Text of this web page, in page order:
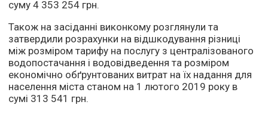
суму 4 353 254 грн.
Також на засіданні виконкому розглянули та
затвердили розрахунки на відшкодування різниці
між розміром тарифу на послугу з централізованого
водопостачання і водовідведення та розміром
економічно обґрунтованих витрат на їх надання для
населення міста станом на 1 лютого 2019 року в
сумі 313 541 грн.